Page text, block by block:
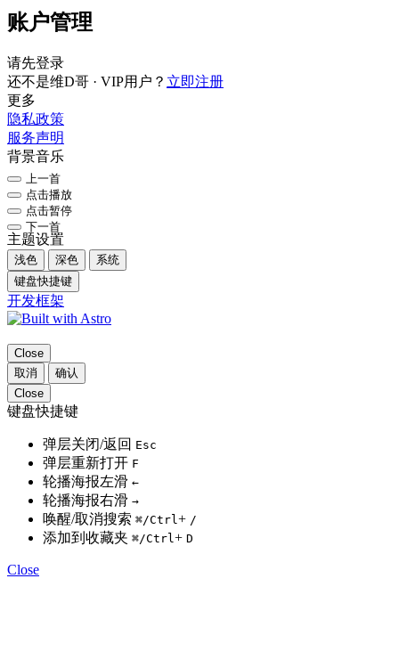
账户管理
请先登录
还不是维D哥 · VIP用户？ 立即注册
更多
隐私政策
服务声明
背景音乐
上一首
点击播放
点击暂停
下一首
主题设置
浅色 深色
系统
键盘快捷键
开发框架
Close
取消
确认
Close
键盘快捷键
弹层关闭/返回 Esc
弹层重新打开 F
轮播海报左滑 ←
轮播海报右滑 →
唤醒/取消搜索 ⌘/Ctrl + /
添加到收藏夹 ⌘/Ctrl + D
Close